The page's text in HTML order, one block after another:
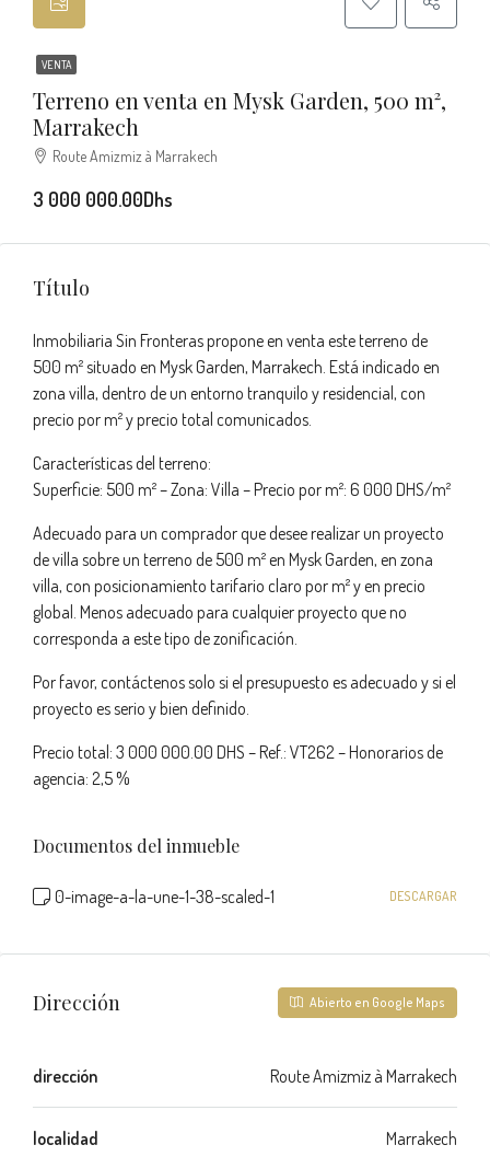
VENTA
Terreno en venta en Mysk Garden, 500 m²,
Marrakech
Route Amizmiz à Marrakech
3 000 000.00Dhs
Título
Inmobiliaria Sin Fronteras propone en venta este terreno de
500 m² situado en Mysk Garden, Marrakech. Está indicado en
zona villa, dentro de un entorno tranquilo y residencial, con
precio por m² y precio total comunicados.
Características del terreno:
Superficie: 500 m² – Zona: Villa – Precio por m²: 6 000 DHS/m²
Adecuado para un comprador que desee realizar un proyecto
de villa sobre un terreno de 500 m² en Mysk Garden, en zona
villa, con posicionamiento tarifario claro por m² y en precio
global. Menos adecuado para cualquier proyecto que no
corresponda a este tipo de zonificación.
Por favor, contáctenos solo si el presupuesto es adecuado y si el
proyecto es serio y bien definido.
Precio total: 3 000 000.00 DHS – Ref.: VT262 – Honorarios de
agencia: 2,5 %
Documentos del inmueble
0-image-a-la-une-1-38-scaled-1 DESCARGAR
Dirección Abierto en Google Maps
dirección Route Amizmiz à Marrakech
localidad Marrakech